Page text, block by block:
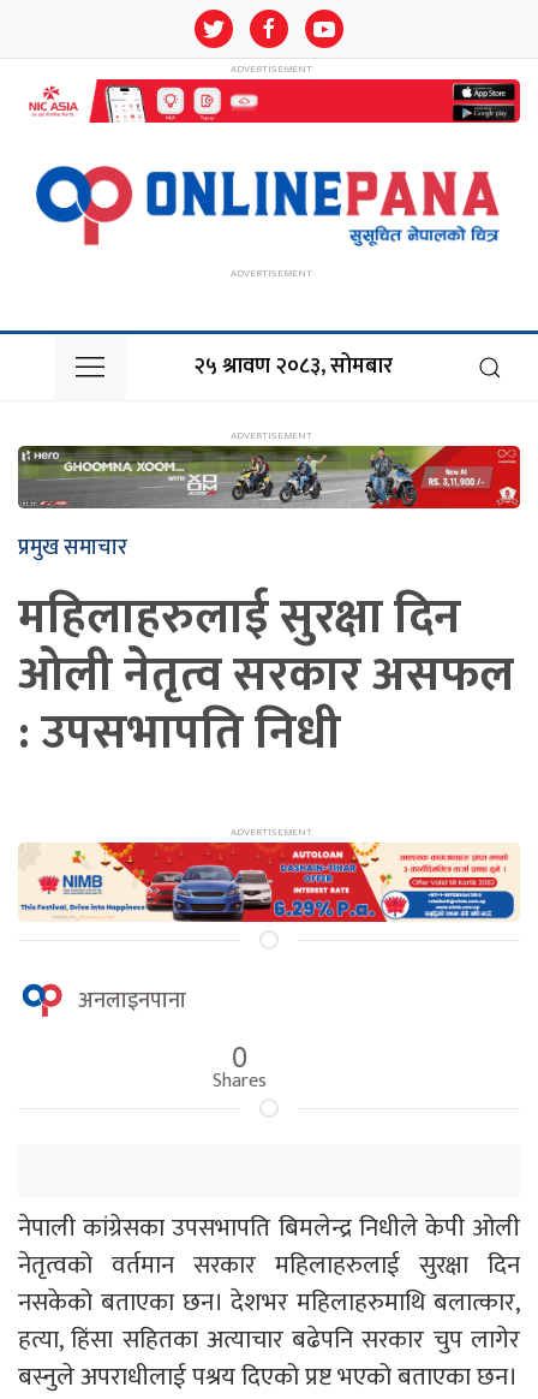
२५ श्रावण २०८३, सोमबार
प्रमुख समाचार
महिलाहरुलाई सुरक्षा दिन
ओली नेतृत्व सरकार असफल
: उपसभापति निधी
अनलाइनपाना
0
Shares
नेपाली कांग्रेसका उपसभापति बिमलेन्द्र निधीले केपी ओली
नेतृत्वको वर्तमान सरकार महिलाहरुलाई सुरक्षा दिन
नसकेको बताएका छन। देशभर महिलाहरुमाथि बलात्कार,
हत्या, हिंसा सहितका अत्याचार बढेपनि सरकार चुप लागेर
बस्नुले अपराधीलाई पश्रय दिएको प्रष्ट भएको बताएका छन।